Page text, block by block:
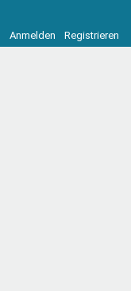
Anmelden Registrieren